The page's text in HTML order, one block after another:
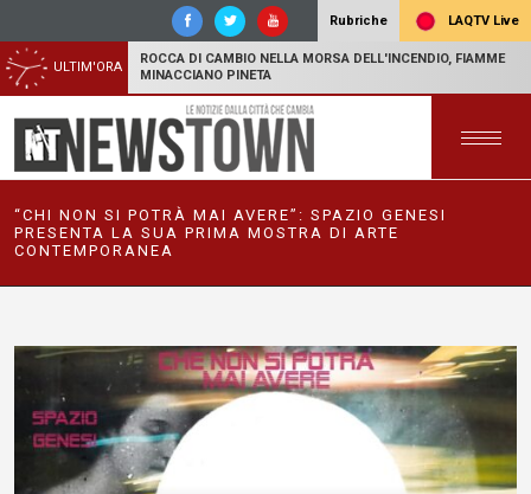
Rubriche LAQTV Live
ULTIM'ORA
ROCCA DI CAMBIO NELLA MORSA DELL'INCENDIO, FIAMME
MINACCIANO PINETA
“CHI NON SI POTRÀ MAI AVERE”: SPAZIO GENESI
PRESENTA LA SUA PRIMA MOSTRA DI ARTE
CONTEMPORANEA